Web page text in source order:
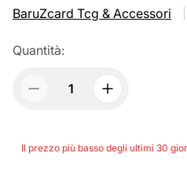
BaruZcard Tcg & Accessori
Quantità:
Il prezzo più basso degli ultimi 30